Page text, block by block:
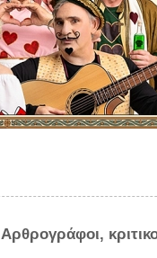
Αρθρογράφοι,